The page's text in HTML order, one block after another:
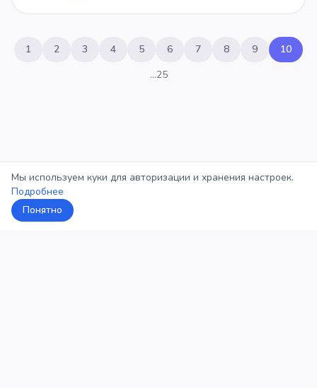
1 2 3 4 5 6 7 8 9
10
…25
Мы используем куки для авторизации и хранения настроек.
Подробнее
Понятно